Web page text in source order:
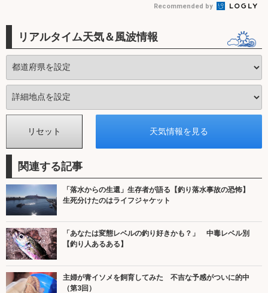
Recommended by
リアルタイム天気＆風波情報
関連する記事
「落水からの生還」生存者が語る【釣り落水事故の恐怖】
生死分けたのはライフジャケット
「あなたは変態レベルの釣り好きかも？」 中毒レベル別
【釣り人あるある】
主婦が青イソメを飼育してみた 不吉な予感がついに的中
（第3回）